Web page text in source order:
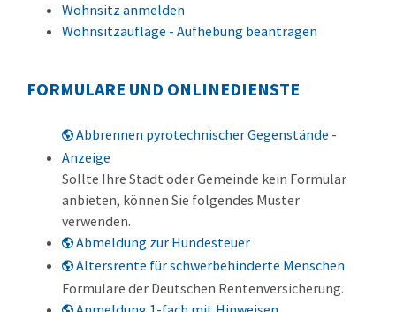
Wohnsitz anmelden
Wohnsitzauflage - Aufhebung beantragen
FORMULARE UND ONLINEDIENSTE
Abbrennen pyrotechnischer Gegenstände -
Anzeige
Sollte Ihre Stadt oder Gemeinde kein Formular
anbieten, können Sie folgendes Muster
verwenden.
Abmeldung zur Hundesteuer
Altersrente für schwerbehinderte Menschen
Formulare der Deutschen Rentenversicherung.